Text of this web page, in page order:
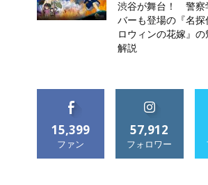
渋谷が舞台！ 警察
バーも登場の『名探
ロウィンの花嫁』
解説
15,399
ファン
57,912
フォロワー